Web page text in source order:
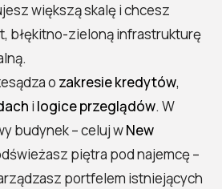
większą skalę i chcesz
błękitno-zieloną infrastrukturę
o zakresie kredytów,
i logice przeglądów. W
budynek – celuj wNew
piętra pod najemcę –
portfelem istniejących